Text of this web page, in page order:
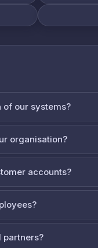
of our systems?
organisation?
accounts?
partners?